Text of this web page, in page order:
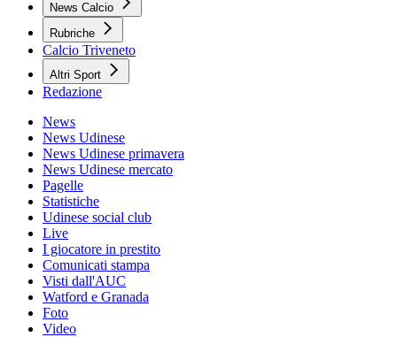
News Calcio
Rubriche
Calcio Triveneto
Altri Sport
Redazione
News
News Udinese
News Udinese primavera
News Udinese mercato
Pagelle
Statistiche
Udinese social club
Live
I giocatore in prestito
Comunicati stampa
Visti dall'AUC
Watford e Granada
Foto
Video